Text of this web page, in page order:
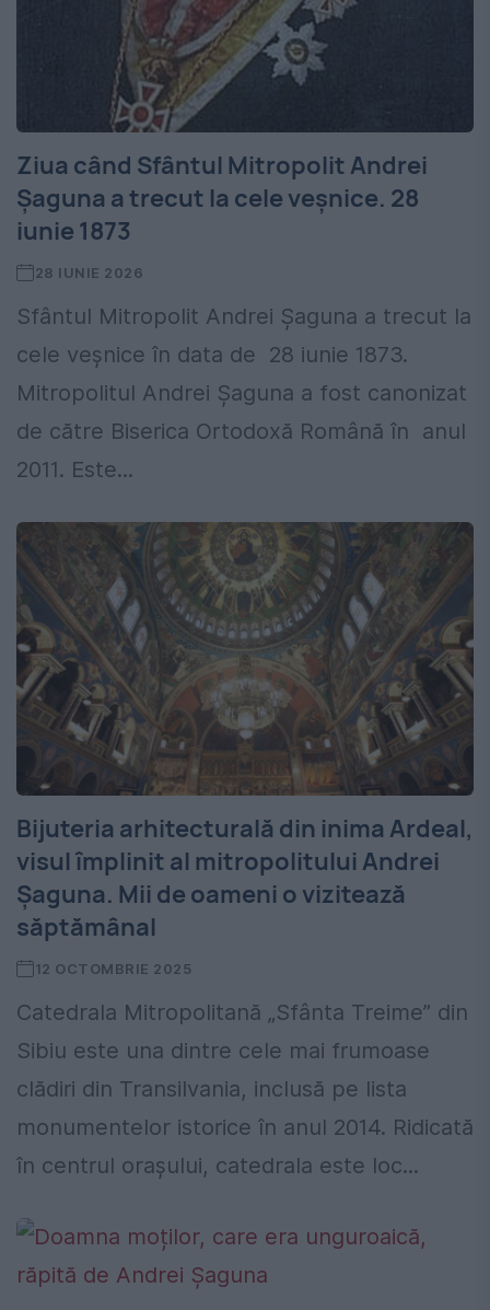
Ziua când Sfântul Mitropolit Andrei
Șaguna a trecut la cele veșnice. 28
iunie 1873
28 IUNIE 2026
Sfântul Mitropolit Andrei Șaguna a trecut la
cele veșnice în data de 28 iunie 1873.
Mitropolitul Andrei Șaguna a fost canonizat
de către Biserica Ortodoxă Română în anul
2011. Este...
Bijuteria arhitecturală din inima Ardeal,
visul împlinit al mitropolitului Andrei
Șaguna. Mii de oameni o vizitează
săptămânal
12 OCTOMBRIE 2025
Catedrala Mitropolitană „Sfânta Treime” din
Sibiu este una dintre cele mai frumoase
clădiri din Transilvania, inclusă pe lista
monumentelor istorice în anul 2014. Ridicată
în centrul orașului, catedrala este loc...